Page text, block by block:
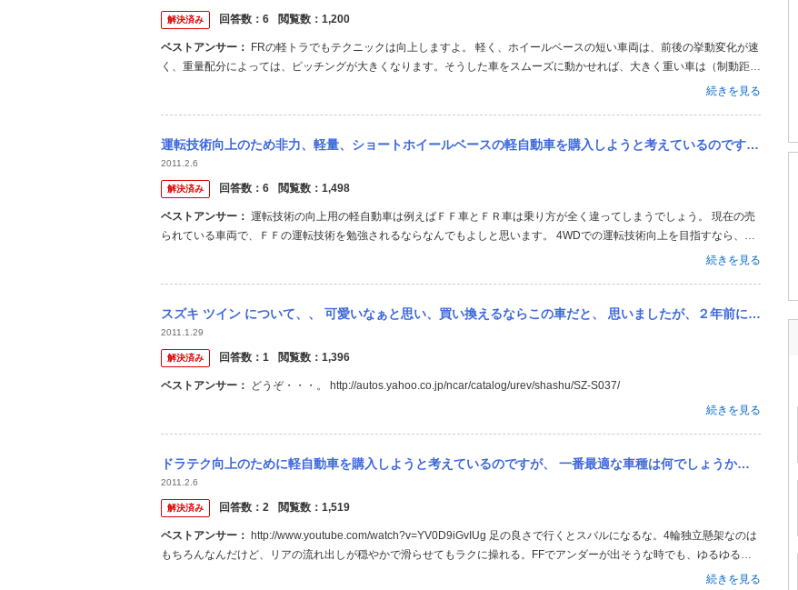
解決済み 回答数： 6 閲覧数： 1,200
ベストアンサー：
く、重量配分によっては、ピッチングが大きくなります。そうした車をスムーズに動かせれば、大きく重い車は（制動距離
の長さはともかく）挙動が穏やかなので、より楽に運転できます。なので、あなたの見方はおおむね正しいといえます。
続きを見る
運転技術向上のため非力、軽量、ショートホイールベースの軽自動車を購入しようと考えているのですが、 一番最適な車種は何でしょうか？ 非力なローパワーエンジンのエンジンパワーを使いこなし、シフ...
2011.2.6
解決済み 回答数： 6 閲覧数： 1,498
ベストアンサー：
られている車両で、ＦＦの運転技術を勉強されるならなんでもよしと思います。 4WDでの運転技術向上を目指すなら、ハ
イパワーがないといけませんのでNAの軽では無理でしょう。 リア駆動の運転技術向上の場合は、経費を考えないならマツ
続きを見る
スズキ ツイン について、、 可愛いなぁと思い、買い換えるならこの車だと、 思いましたが、２年前に生産中止されたと・・・残念・ 今、乗っておられる方、 乗りごこち、良い点、教えて下さい。 中古、...
2011.1.29
解決済み 回答数： 1 閲覧数： 1,396
ベストアンサー：
どうぞ・・・。 http://autos.yahoo.co.jp/ncar/catalog/urev/shashu/SZ-S037/
続きを見る
ドラテク向上のために軽自動車を購入しようと考えているのですが、 一番最適な車種は何でしょうか？ 非力なローパワーエンジンのエンジンパワーを使いこなし、シフトチェンジとアクセルワークの技術...
2011.2.6
解決済み 回答数： 2 閲覧数： 1,519
ベストアンサー：
もちろんなんだけど、リアの流れ出しが穏やかで滑らせてもラクに操れる。FFでアンダーが出そうな時でも、ゆるゆると
リアが逃げてくれるので誰が乗っても面白い。私はアルトワークスとヴィヴィオRX-Rを持ってるけど、アルトはとにかく
続きを見る